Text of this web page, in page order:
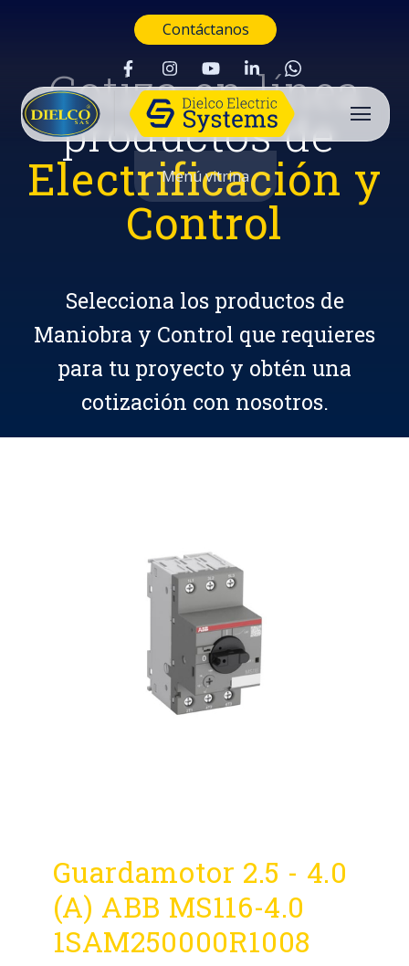
Contáctanos
Buscar
Menú vitrina
Cotiza en línea
productos de
Electrificación y
Control
Selecciona los productos de
Maniobra y Control que requieres
para tu proyecto y obtén una
cotización con nosotros.
Guardamotor 2.5 - 4.0
(A) ABB MS116-4.0
1SAM250000R1008